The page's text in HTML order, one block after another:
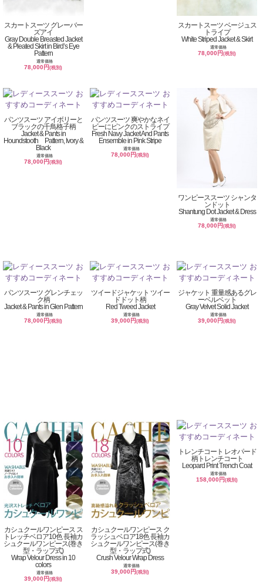
スカートスーツ グレーバー
ズアイ
Gray Double Breasted Jacket
& Pleated Skirt in Bird’s Eye
Pattern
通常価格
78,000円(税別)
スカートスーツ ベージュス
トライプ
White Striped Jacket & Skirt
通常価格
78,000円(税別)
パンツスーツ アイボリーと
ブラックの千鳥格子柄
Jacket & Pants in
Houndstooth Pattern, Ivory &
Black
通常価格
78,000円(税別)
パンツスーツ 爽やかなネイ
ビーにピンクのストライプ
Fresh Navy Jacket And Pants
Ensemble in Pink Stripe
通常価格
78,000円(税別)
ワンピーススーツ シャンタ
ンドット
Shantung Dot Jacket & Dress
通常価格
78,000円(税別)
パンツスーツ グレンチェッ
ク柄
Jacket & Pants in Glen Pattern
通常価格
78,000円(税別)
ツイードジャケット ツイー
ドドット柄
Red Tweed Jacket
通常価格
39,000円(税別)
ジャケット 重量感あるグレ
ーベルベット
Gray Velvet Solid Jacket
通常価格
39,000円(税別)
カシュクールワンピース ス
トレッチベロア10色 長袖カ
シュクールワンピース(巻き
型・ラップ式)
Wrap Velour Dress in 10
colors
通常価格
39,000円(税別)
カシュクールワンピース ク
ラッシュベロア18色 長袖カ
シュクールワンピース(巻き
型・ラップ式)
Crush Velour Wrap Dress
通常価格
39,000円(税別)
トレンチコート レオパード
柄トレンチコート
Leopard Print Trench Coat
通常価格
158,000円(税別)